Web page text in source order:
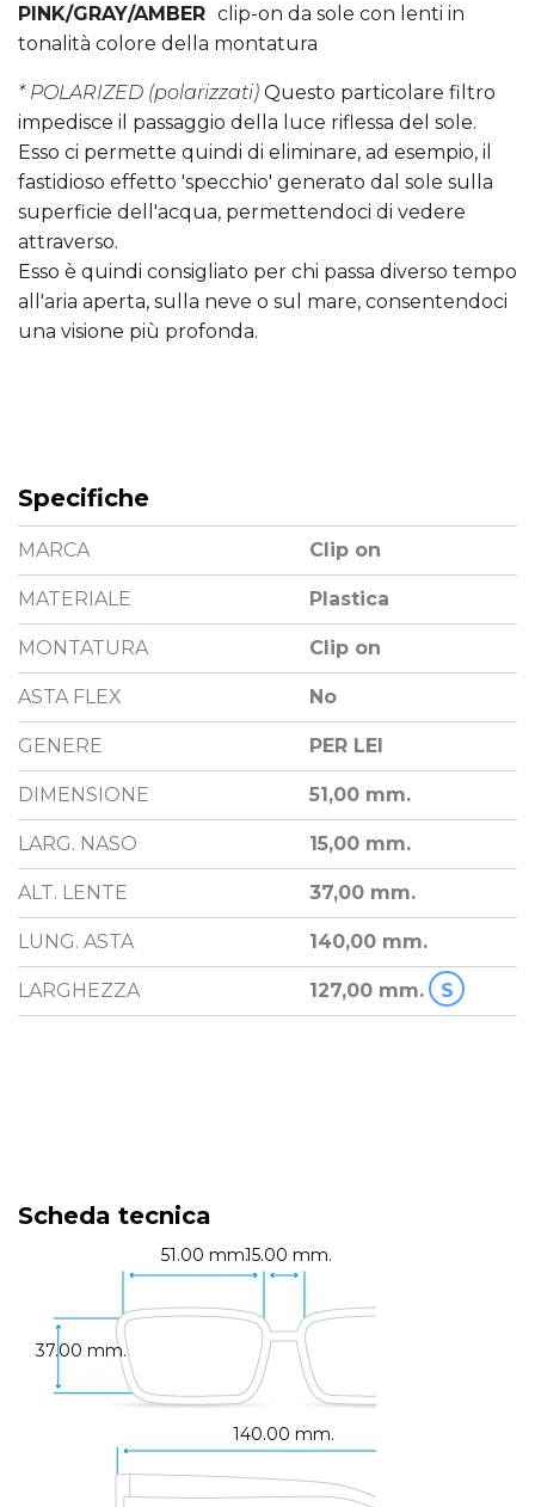
PINK/GRAY/AMBER clip-on da sole con lenti in
tonalità colore della montatura
* POLARIZED (polarizzati) Questo particolare filtro
impedisce il passaggio della luce riflessa del sole.
Esso ci permette quindi di eliminare, ad esempio, il
fastidioso effetto 'specchio' generato dal sole sulla
superficie dell'acqua, permettendoci di vedere
attraverso.
Esso è quindi consigliato per chi passa diverso tempo
all'aria aperta, sulla neve o sul mare, consentendoci
una visione più profonda.
Specifiche
MARCA Clip on
MATERIALE Plastica
MONTATURA Clip on
ASTA FLEX No
GENERE PER LEI
DIMENSIONE 51,00 mm.
LARG. NASO 15,00 mm.
ALT. LENTE 37,00 mm.
LUNG. ASTA 140,00 mm.
LARGHEZZA 127,00 mm. S
Scheda tecnica
51.00 mm.15.00 mm.
140.00 mm.
37.00 mm.